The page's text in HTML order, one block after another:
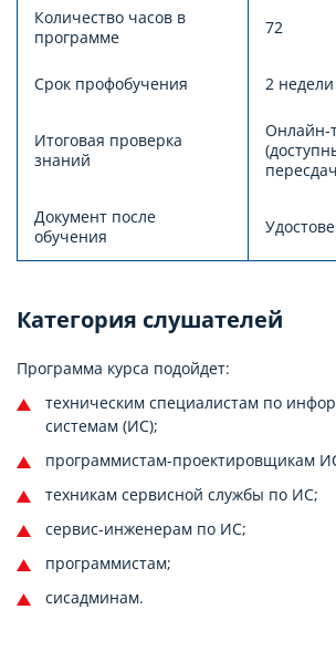
Количество часов в
программе
72
Срок профобучения 2 недели
Итоговая проверка
знаний
Онлайн-
Документ после
обучения
Категория слушателей
Программа курса подойдет:
техническим специалистам по
системам (ИС);
программистам-проектировщикам
техникам сервисной службы по ИС;
сервис-инженерам по ИС;
программистам;
сисадминам.